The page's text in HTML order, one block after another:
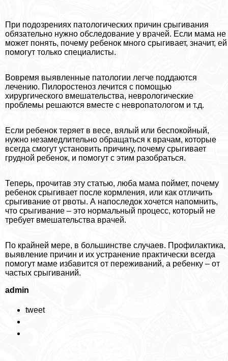
При подозрениях патологических причин срыгивания
обязательно нужно обследование у врачей. Если мама не
может понять, почему ребенок много срыгивает, значит, ей
помогут только специалисты.
Вовремя выявленные патологии легче поддаются
лечению. Пилоростеноз лечится с помощью
хирургического вмешательства, неврологические
проблемы решаются вместе с невропатологом и т.д.
Если ребенок теряет в весе, вялый или беспокойный,
нужно незамедлительно обращаться к врачам, которые
всегда смогут установить причину, почему срыгивает
грудной ребенок, и помогут с этим разобраться.
Теперь, прочитав эту статью, люба мама поймет, почему
ребенок срыгивает после кормления, или как отличить
срыгивание от рвоты. А напоследок хочется напомнить,
что срыгивание – это нормальный процесс, который не
требует вмешательства врачей.
По крайней мере, в большинстве случаев. Профилактика,
выявление причин и их устранение пpaктически всегда
помогут маме избавится от переживаний, а ребенку – от
частых срыгиваний.
admin
tweet